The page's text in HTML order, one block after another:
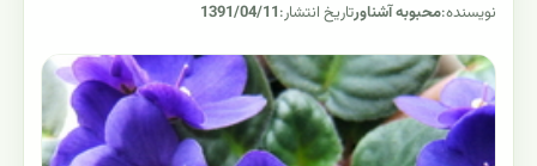
نویسنده:محبوبه آشناورتاریخ انتشار:1391/04/11